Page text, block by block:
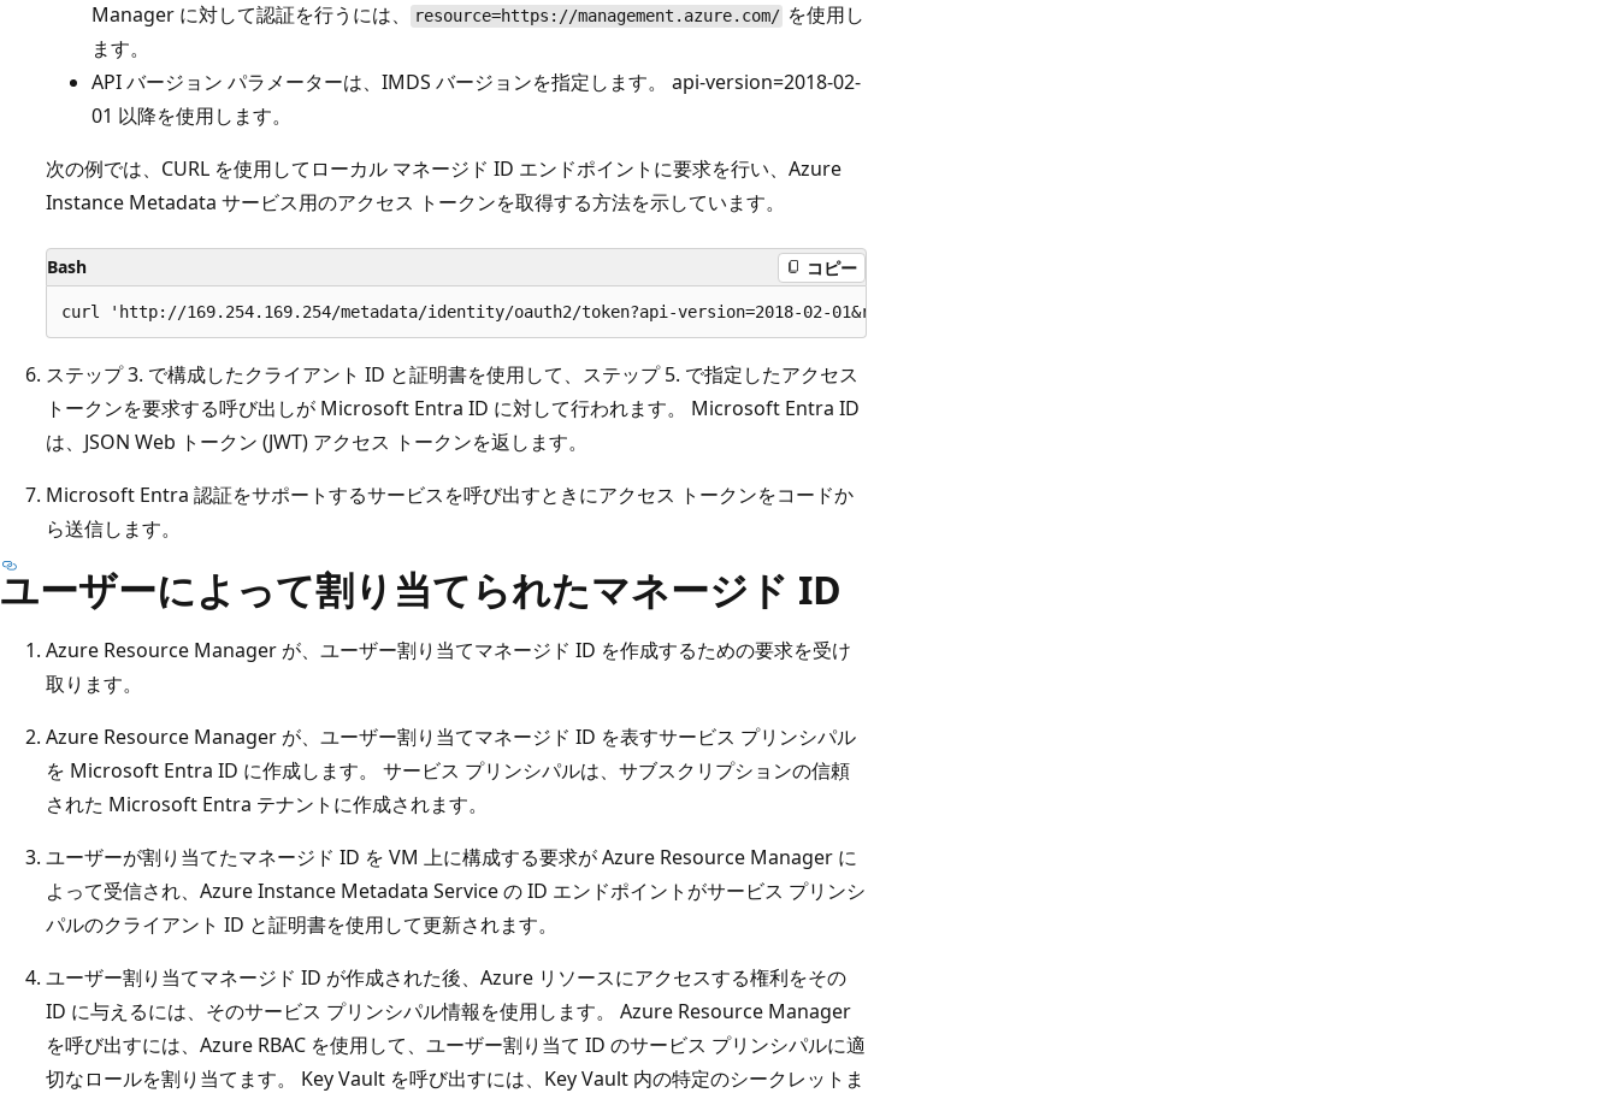
Manager に対して認証を行うには、
resource=https://management.azure.com/ を使用し
ます。
API バージョン パラメーターは、IMDS バージョンを指定します。 api-version=2018-02-
01 以降を使用します。
次の例では、CURL を使用してローカル マネージド ID エンドポイントに要求を行い、Azure
Instance Metadata サービス用のアクセス トークンを取得する方法を示しています。
Bash コピー
ステップ 3. で構成したクライアント ID と証明書を使用して、ステップ 5. で指定したアクセス
トークンを要求する呼び出しが Microsoft Entra ID に対して行われます。 Microsoft Entra ID
は、JSON Web トークン (JWT) アクセス トークンを返します。
Microsoft Entra 認証をサポートするサービスを呼び出すときにアクセス トークンをコードか
ら送信します。
ユーザーによって割り当てられたマネージド ID
Azure Resource Manager が、ユーザー割り当てマネージド ID を作成するための要求を受け
取ります。
Azure Resource Manager が、ユーザー割り当てマネージド ID を表すサービス プリンシパル
を Microsoft Entra ID に作成します。 サービス プリンシパルは、サブスクリプションの信頼
された Microsoft Entra テナントに作成されます。
ユーザーが割り当てたマネージド ID を VM 上に構成する要求が Azure Resource Manager に
よって受信され、Azure Instance Metadata Service の ID エンドポイントがサービス プリンシ
パルのクライアント ID と証明書を使用して更新されます。
ユーザー割り当てマネージド ID が作成された後、Azure リソースにアクセスする権利をその
ID に与えるには、そのサービス プリンシパル情報を使用します。 Azure Resource Manager
を呼び出すには、Azure RBAC を使用して、ユーザー割り当て ID のサービス プリンシパルに適
切なロールを割り当てます。 Key Vault を呼び出すには、Key Vault 内の特定のシークレットま